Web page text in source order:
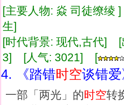
[主要人物: 焱 司徒缭
生]
[时代背景: 现代,古代]
3] [人气: 3021] [
4. 《踏错时空谈错
一部「两光」的时空转